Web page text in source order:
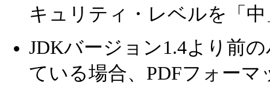
キュリティ・レベルを「
JDKバージョン1.4より前
ている場合、PDFフォー